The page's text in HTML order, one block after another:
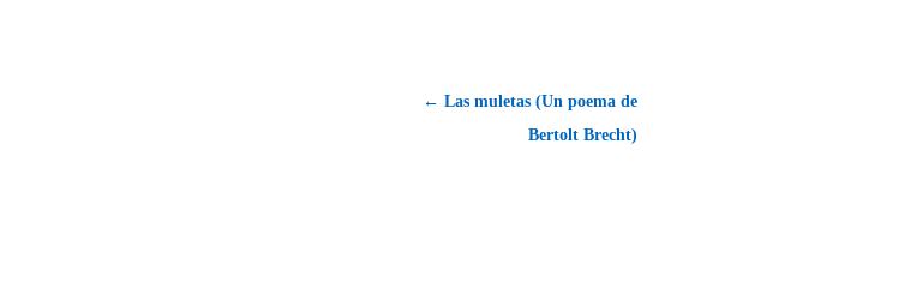
← Las muletas (Un poema de
Bertolt Brecht)